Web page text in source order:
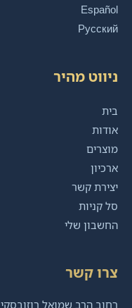
Español
Русский
ניווט מהיר
בית
אודות
מוצרים
ארכיון
יצירת קשר
סל קניות
החשבון שלי
צרו קשר
רחוב הרב שמואל רוזובסקי 7, דירה 16